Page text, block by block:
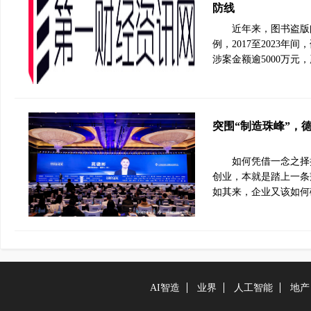
防线
近年来，图书盗
例，2017至2023年间
涉案金额逾5000万元
突围“制造珠峰”，
如何凭借一念之
创业，本就是踏上一
如其来，企业又该如
AI智造 业界 人工智能 地产